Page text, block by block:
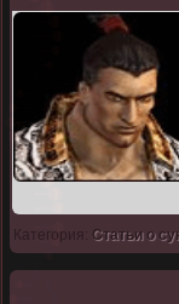
Категория: Статьи о